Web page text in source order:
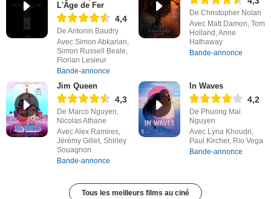
L'Âge de Fer
4,4
De Antonin Baudry
Avec Simon Abkarian,
Simon Russell Beale,
Florian Lesieur
Bande-annonce
De Christopher Nolan
Avec Matt Damon, Tom
Holland, Anne
Hathaway
Bande-annonce
Jim Queen
4,3
De Marco Nguyen,
Nicolas Athane
Avec Alex Ramires,
Jérémy Gillet, Shirley
Souagnon
Bande-annonce
In Waves
4,2
De Phuong Mai
Nguyen
Avec Lyna Khoudri,
Paul Kircher, Rio Vega
Bande-annonce
Tous les meilleurs films au ciné